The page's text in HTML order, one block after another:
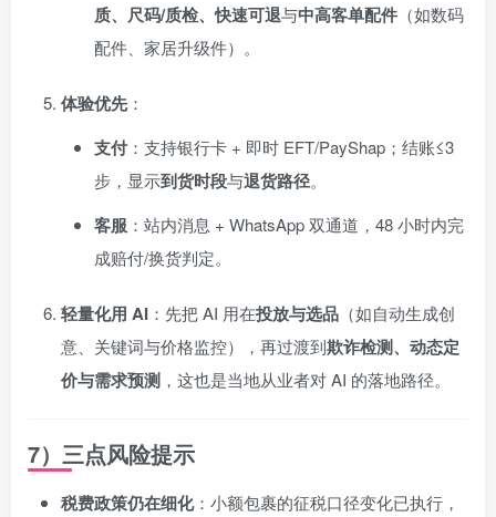
质、尺码/质检、快速可退与中高客单配件 （如数码
配件、家居升级件）。
体验优先：
支付：支持银行卡 + 即时 EFT/PayShap；结账≤3
步，显示到货时段与退货路径。
客服 ：站内消息 + WhatsApp 双通道，48 小时内完
成赔付/换货判定。
轻量化用 AI ：先把 AI 用在投放与选品 （如自动生成创
意、关键词与价格监控），再过渡到欺诈检测、动态定
价与需求预测 ，这也是当地从业者对 AI 的落地路径。
7）三点风险提示
税费政策仍在细化：小额包裹的征税口径变化已执行，